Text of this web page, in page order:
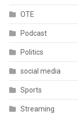
OTE
Podcast
Politics
social media
Sports
Streaming